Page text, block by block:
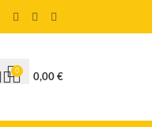
0
0,00 €